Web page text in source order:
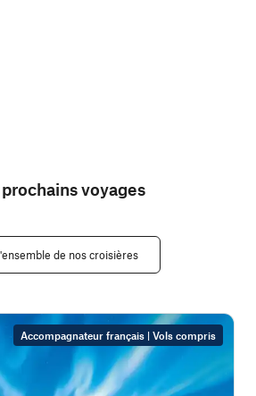
voyages
de nos croisières
Accompagnateur français | Vols compris